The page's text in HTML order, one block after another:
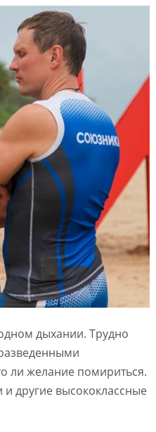
дыхании. Трудно
ли желание помириться.
другие высококлассные